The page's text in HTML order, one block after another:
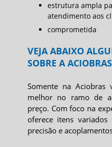
estrutura ampla
atendimento aos
comprometida
VEJA ABAIXO
SOBRE A ACIOBRAS
Somente na
melhor no ramo de
preço. Com foco na
oferece itens
precisão e